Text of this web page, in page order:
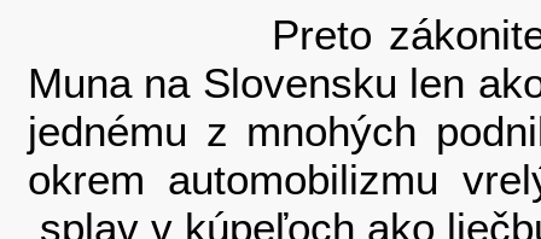
Preto zákonite
Muna na Slovensku len
jednému z mnohých
okrem automobilizmu
splav v kúpeľoch ako